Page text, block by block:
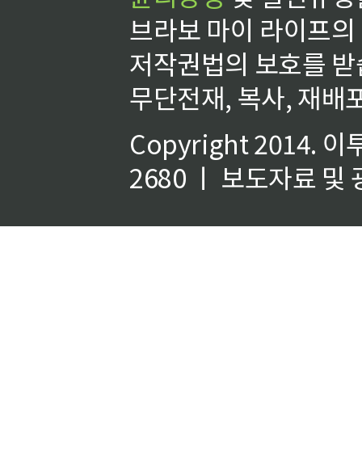
브라보 마이 라이프
저작권법의 보호를
무단전재, 복사, 재배
Copyright 2014. 이
2680 ㅣ 보도자료